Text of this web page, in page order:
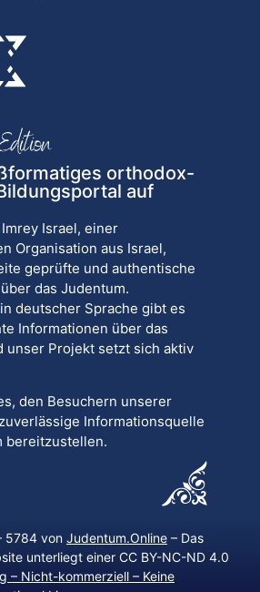
orthodox-
auf
Israel, einer
Organisation aus Israel,
geprüfte und authentische
das Judentum.
deutscher Sprache gibt es
Informationen über das
unser Projekt setzt sich aktiv
den Besuchern unserer
Informationsquelle
bereitzustellen.
5784 von Judentum.Online – Das
unterliegt einer CC BY-NC-ND 4.0
– Nicht-kommerziell – Keine